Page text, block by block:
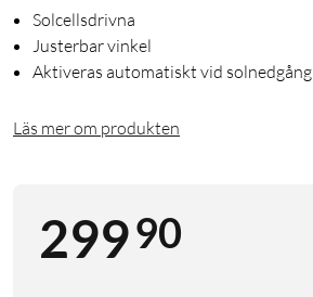
Solcellsdrivna
Justerbar vinkel
Aktiveras automatiskt vid solnedgång
Läs mer om produkten
29990